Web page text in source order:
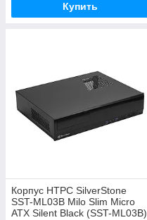
Купить
Корпус HTPC SilverStone
SST-ML03B Milo Slim Micro
ATX Silent Black (SST-ML03B)